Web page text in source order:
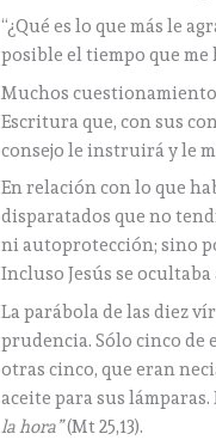
“¿Qué es lo que más le
posible el tiempo que me
Muchos
Escritura que, con sus
consejo le instruirá y le
En relación con lo que
disparatados que no
ni autoprotección; sino
Incluso Jesús se ocultaba
La parábola de las diez
prudencia. Sólo cinco de
otras cinco, que eran
aceite para sus
la hora”(Mt 25,13).